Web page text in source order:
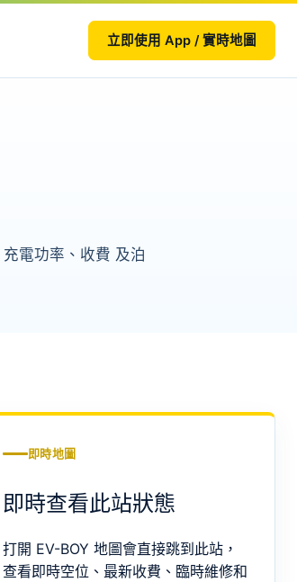
立即使用 App / 實時地圖
電功率、收費 及泊
即時地圖
即時查看此站狀態
打開 EV-BOY 地圖會直接跳到此站，
查看即時空位、最新收費、臨時維修和